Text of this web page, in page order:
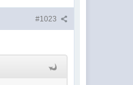
#1023